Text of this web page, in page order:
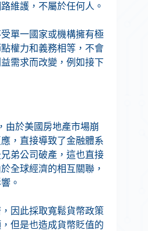
維護，不屬於任何人。
單一國家或機構擁有極
權力和義務相等，不會
需求而改變，例如接下
由於美國房地產市場崩
，直接導致了金融體系
弟公司破產，這也直接
全球經濟的相互關聯，
。
因此採取寬鬆貨幣政策
但是也造成貨幣貶值的